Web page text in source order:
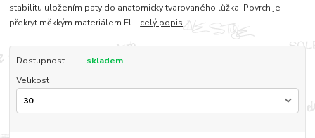
stabilitu uložením paty do anatomicky tvarovaného lůžka. Povrch je
překryt měkkým materiálem El... celý popis
Dostupnost
skladem
Velikost